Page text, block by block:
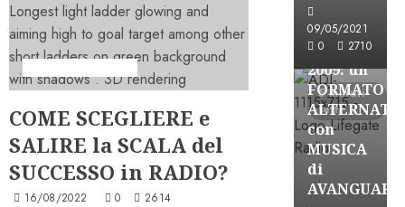
COME SCEGLIERE e
SALIRE la SCALA del
SUCCESSO in RADIO?
16/08/2022 0 2614
09/05/2021
0
2710
5 minuti
letti
A-
STORIES-
2009: un
FORMATO
con
MUSICA
di